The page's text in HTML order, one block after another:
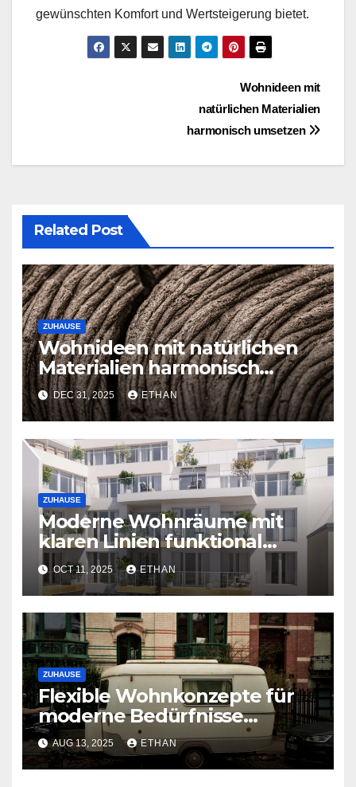
gewünschten Komfort und Wertsteigerung bietet.
Wohnideen mit
natürlichen Materialien
harmonisch umsetzen
Related Post
ZUHAUSE
Wohnideen mit natürlichen
Materialien harmonisch
umsetzen
DEC 31, 2025 ETHAN
ZUHAUSE
Moderne Wohnräume mit
klaren Linien funktional
gestalten
OCT 11, 2025 ETHAN
ZUHAUSE
Flexible Wohnkonzepte für
moderne Bedürfnisse
entwickeln
AUG 13, 2025 ETHAN